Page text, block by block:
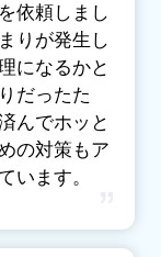
依頼しまし
りが発生し
になるかと
だったた
んでホッと
の対策もア
います。